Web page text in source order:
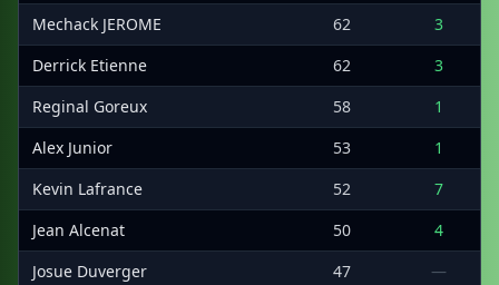
Mechack JEROME
62
3
Derrick Etienne
62
3
Reginal Goreux
58
1
Alex Junior
53
1
Kevin Lafrance
52
7
Jean Alcenat
50
4
Josue Duverger
47 —